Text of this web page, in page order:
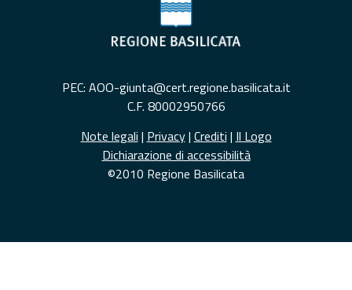
PEC: AOO-giunta@cert.regione.basilicata.it
C.F. 80002950766
Note legali | Privacy| Crediti | Il Logo
Dichiarazione di accessibilità
©2010 Regione Basilicata